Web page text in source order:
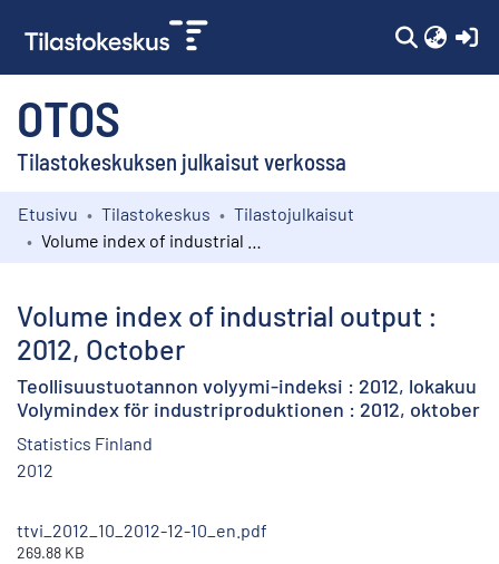
OTOS
Tilastokeskuksen julkaisut verkossa
Kokoelmat
Etusivu Tilastokeskus
Tilastojulkaisut
Volume index of industrial output :
2012, October
Teollisuustuotannon volyymi-indeksi : 2012, lokakuu
Volymindex för industriproduktionen : 2012, oktober
Statistics Finland
2012
ttvi_2012_10_2012-12-10_en.pdf
269.88 KB